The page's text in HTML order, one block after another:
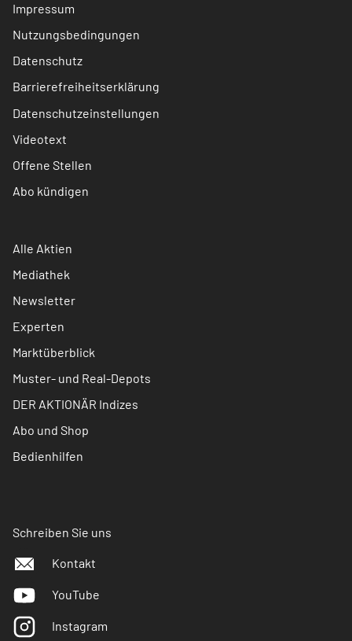
Impressum
Nutzungsbedingungen
Datenschutz
Barrierefreiheitserklärung
Datenschutzeinstellungen
Videotext
Offene Stellen
Abo kündigen
Alle Aktien
Mediathek
Newsletter
Experten
Marktüberblick
Muster- und Real-Depots
DER AKTIONÄR Indizes
Abo und Shop
Bedienhilfen
Schreiben Sie uns
Kontakt
YouTube
Instagram